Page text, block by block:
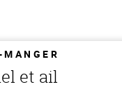
et ail